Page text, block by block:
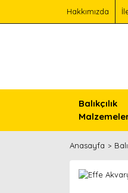
Hakkımızda
Balıkçılık
Anasayfa